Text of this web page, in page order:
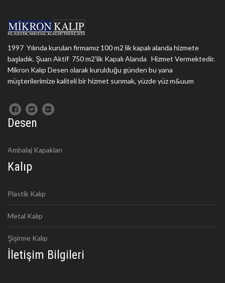
1997 Yılında kurulan firmamız 100 m2 lik kapalı alanda hizmete
başladık. Şuan Aktif 750 m2'lik Kapalı Alanda Hizmet Vermektedir.
Mikron Kalıp Desen olarak kurulduğu günden bu yana
müşterilerimize kaliteli bir hizmet sunmak, yüzde yüz m&uum
Desen
Ambalaj Kapakları
Kalıp
Plastik Kalıp
Metal Kalıp
Şişirme Kalıp
İletişim Bilgileri